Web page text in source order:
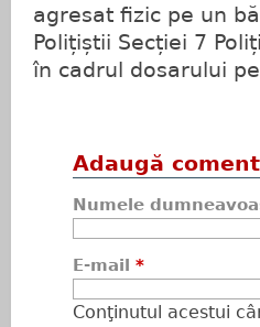
agresat fizic pe un
Polițiștii Secției 7
în cadrul dosarului
Adaugă
Numele
E-mail *
Conţinutul acestui